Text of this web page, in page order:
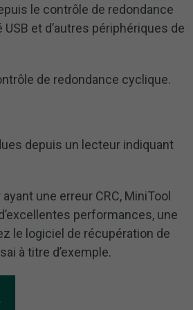
le contrôle de redondance
et d’autres périphériques de
de redondance cyclique.
depuis un lecteur indiquant
une erreur CRC, MiniTool
performances, une
le logiciel de récupération de
à titre d’exemple.